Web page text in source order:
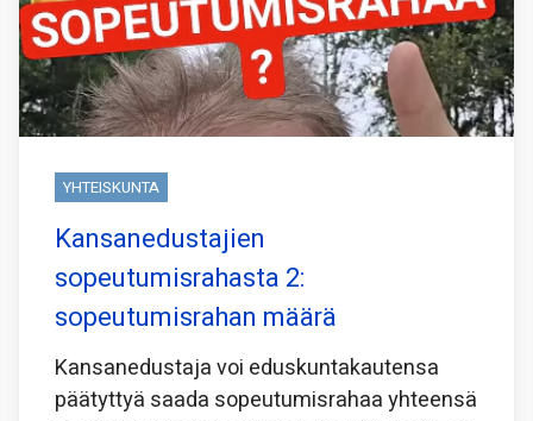
YHTEISKUNTA
Kansanedustajien
sopeutumisrahasta 2:
sopeutumisrahan määrä
Kansanedustaja voi eduskuntakautensa
päätyttyä saada sopeutumisrahaa yhteensä